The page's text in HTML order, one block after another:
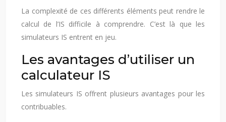
La complexité de ces différents éléments peut rendre le
calcul de l’IS difficile à comprendre. C’est là que les
simulateurs IS entrent en jeu.
Les avantages d’utiliser un
calculateur IS
Les simulateurs IS offrent plusieurs avantages pour les
contribuables.